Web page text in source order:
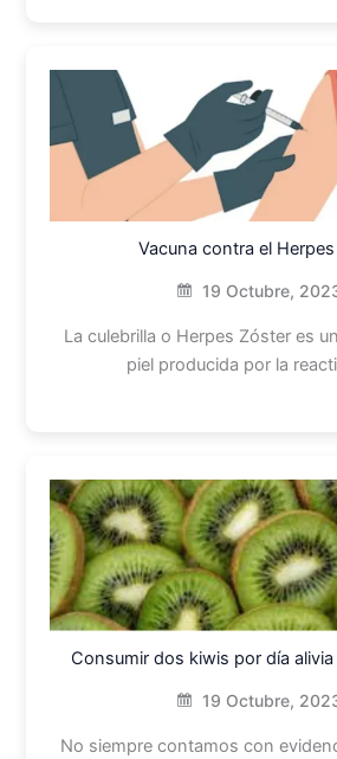
Vacuna contra el
19 Octubre,
La culebrilla o Herpes Zóster es
piel producida por la
Consumir dos kiwis por día
19 Octubre,
No siempre contamos con